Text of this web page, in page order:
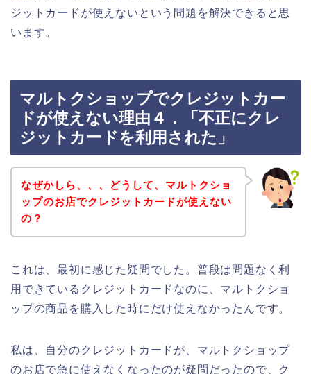
ジットカードが使えないという問題を解決できると思
います。
マルトクショップでクレジットカー
ドが使えない理由４．「不正にクレ
ジットカードを利用された」
なぜかしら、、、どうして、マルトクショ
ップのお店でクレジットカードが使えない
の？
これは、最初に感じた疑問でした。普段は問題なく利
用できているクレジットカードなのに、マルトクショ
ップの商品を購入した時にだけ使えなかったんです。
私は、自分のクレジットカードが、マルトクショップ
のお店で急に使えなくなったのが疑問だったので、ク